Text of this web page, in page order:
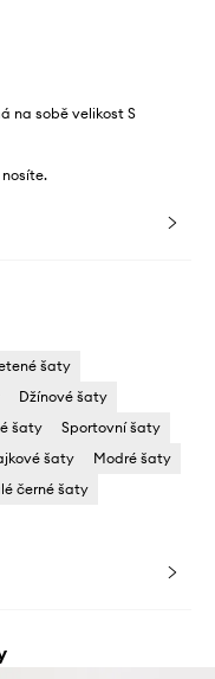
na sobě velikost S
šaty
Džínové šaty
šaty
Sportovní šaty
šaty
Modré šaty
černé šaty